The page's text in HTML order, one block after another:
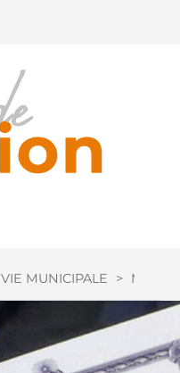
VIE MUNICIPALE >